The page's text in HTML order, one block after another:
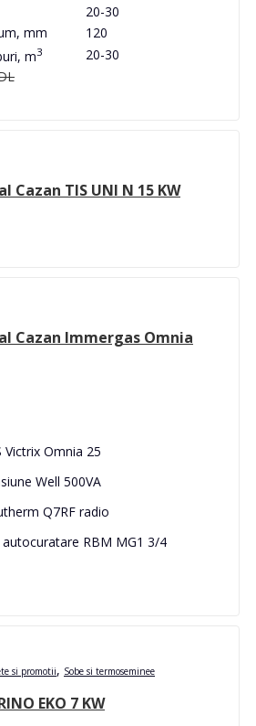
20-30
mm
120
m3
20-30
TIS UNI N 15 KW
Cazan Immergas Omnia
Victrix Omnia 25
Well 500VA
Q7RF radio
RBM MG1 3/4
si promotii, Sobe si termoseminee
EKO 7 KW